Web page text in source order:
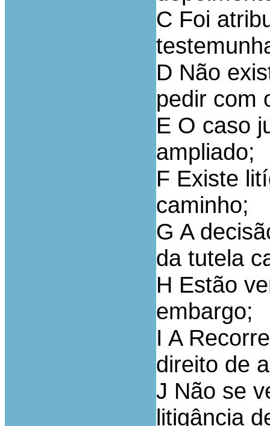
C Foi
D Não
pedir com
E O caso
ampliado;
F Existe
caminho;
G A
da tutela
H Estão
embargo;
I A
direito de
J Não se
litigância